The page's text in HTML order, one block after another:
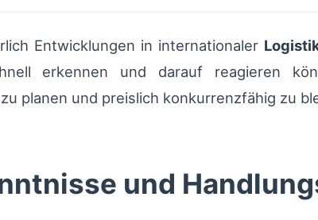
Entwicklungen in internationaler
erkennen und darauf reagieren
planen und preislich konkurrenzfähig zu
und